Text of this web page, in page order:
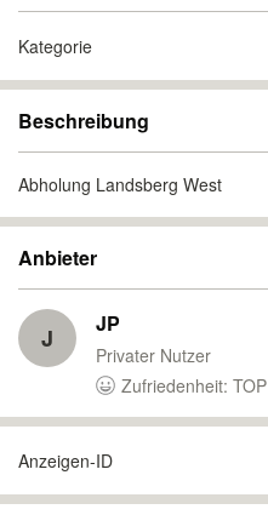
Kategorie
Beschreibung
Abholung Landsberg West
Anbieter
J JP
Privater Nutzer
Zufriedenheit: TOP
Anzeigen-ID